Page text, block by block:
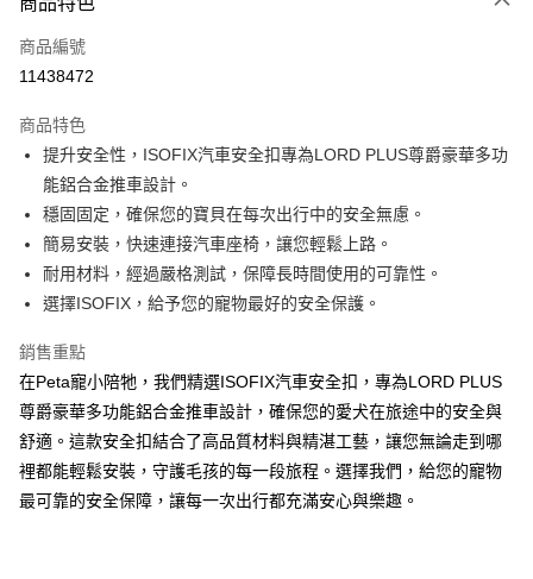
信用卡一次付款
信用卡分期付款
合作金庫商業銀行
華南商業銀行
彰化商業銀行
上海商業儲蓄銀行
國泰世華商業銀行
兆豐國際商業銀行
臺灣中小企業銀行
台中商業銀行
匯豐（台灣）商業銀行
華泰商業銀行
聯邦商業銀行
遠東國際商業銀行
元大商業銀行
永豐商業銀行
台新國際商業銀行
台灣樂天信用卡公司
超商取貨付款
LINE Pay
Apple Pay
街口支付
Google Pay
全盈+PAY
AFTEE先享後付
相關說明
【關於「AFTEE先享後付」】
商品編號
11438472
商品特色
提升安全性，ISOFIX汽車安全扣專為LORD PLUS尊爵豪華多功
能鋁合金推車設計。
穩固固定，確保您的寶貝在每次出行中的安全無慮。
簡易安裝，快速連接汽車座椅，讓您輕鬆上路。
耐用材料，經過嚴格測試，保障長時間使用的可靠性。
選擇ISOFIX，給予您的寵物最好的安全保護。
銷售重點
在Peta寵小陪牠，我們精選ISOFIX汽車安全扣，專為LORD PLUS
尊爵豪華多功能鋁合金推車設計，確保您的愛犬在旅途中的安全與
舒適。這款安全扣結合了高品質材料與精湛工藝，讓您無論走到哪
裡都能輕鬆安裝，守護毛孩的每一段旅程。選擇我們，給您的寵物
最可靠的安全保障，讓每一次出行都充滿安心與樂趣。